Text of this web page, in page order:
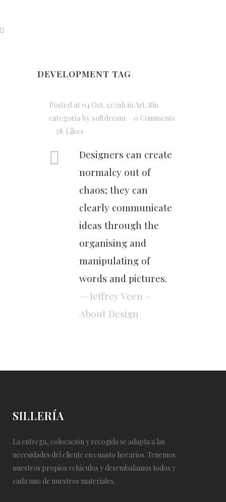
DEVELOPMENT TAG
Posted at 04 Oct, 12:59h inArt, Sin
categoría by softdream
0 Comments
28 Likes
Designers can create
normalcy out of
chaos; they can
clearly communicate
ideas through the
organising and
manipulating of
words and pictures.
— Jeffrey Veen –
About Design
SILLERÍA
La entrega, colocación y recogida se adapta a las
necesidades del cliente en cuanto horarios. Tenemos
nuestros propios vehículos y desembalamos todos y
cada uno de nuestros materiales.